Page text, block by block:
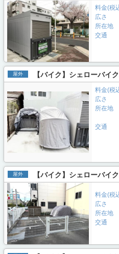
料金(税
広さ
所在地
交通
屋外 【バイク】シェローバイ
料金(税
広さ
所在地
交通
屋外 【バイク】シェローバイ
料金(税
広さ
所在地
交通